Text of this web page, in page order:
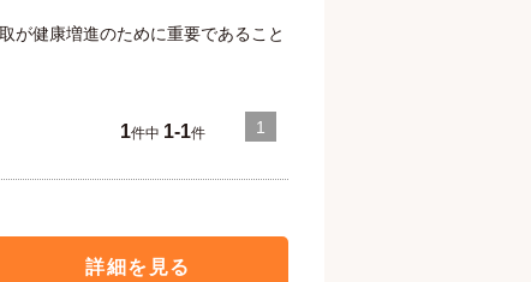
が健康増進のために重要であること
1件中 1-1件 1
詳細を見る